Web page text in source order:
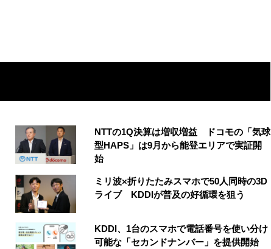
NTTの1Q決算は増収増益 ドコモの「気球
型HAPS」は9月から能登エリアで実証開
始
ミリ波×折りたたみスマホで50人同時の3D
ライブ KDDIが普及の好循環を狙う
KDDI、1台のスマホで電話番号を使い分け
可能な「セカンドナンバー」を提供開始